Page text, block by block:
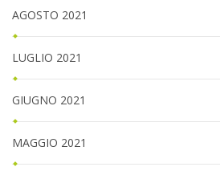
AGOSTO 2021
LUGLIO 2021
GIUGNO 2021
MAGGIO 2021